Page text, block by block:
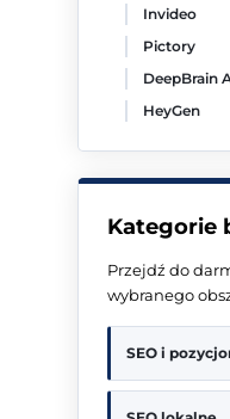
Invideo
Pictory
DeepBrain
HeyGen
Kategorie
Przejdź do
wybranego
SEO i